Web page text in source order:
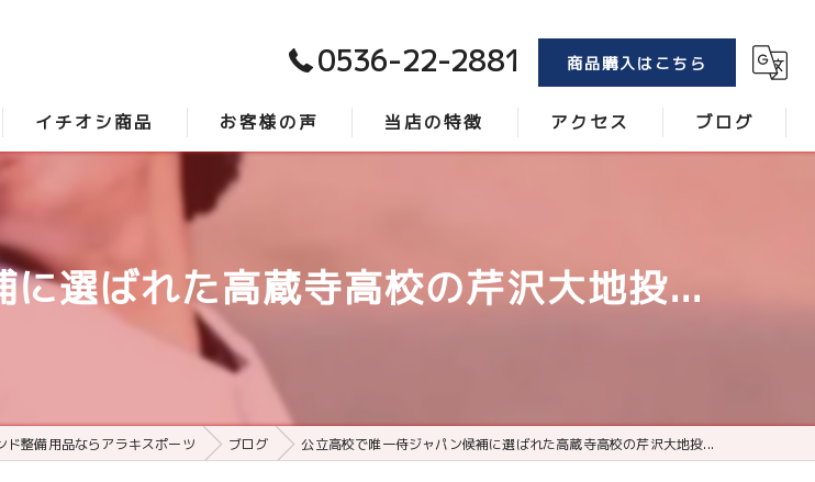
0536-22-2881 商品購入はこちら
イチオシ商品
最強グランド整備 -サンダーバード-
お客様の声
口コミ
当店の特徴
レーキ
アクセス ブログ
選ばれた高蔵寺高校の芹沢大地投...
ド整備用品ならアラキスポーツ ブログ 公立高校で唯一侍ジャパン候補に選ばれた高蔵寺高校の芹沢大地投...